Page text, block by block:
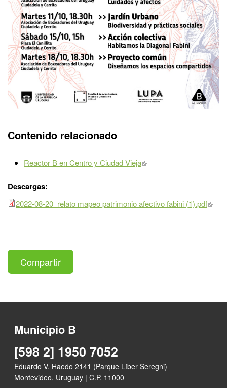
Contenido relacionado
Reactor B en Centro y Ciudad Vieja
Descargas:
2022-08-20_relato mapeo patrimonio afectivo fabini (1).pdf
Compartir
Municipio B
[598 2] 1950 7052
Eduardo V. Haedo 2141 (Parque Líber Seregni)
Montevideo, Uruguay | C.P. 11000